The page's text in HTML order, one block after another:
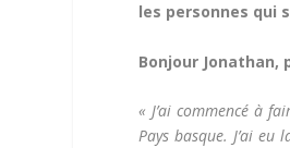
les personnes qui
Bonjour
« J’ai commencé à
Pays basque. J’ai